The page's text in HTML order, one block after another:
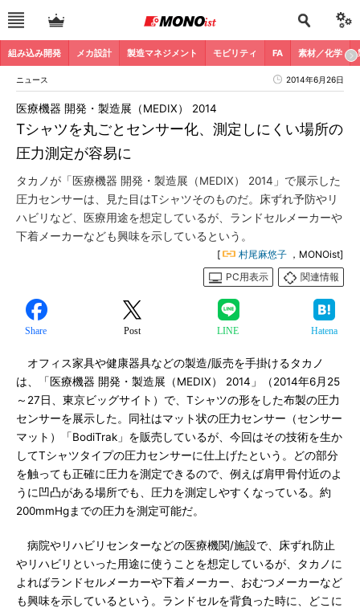
組み込み開発 メカ設計 製造マネジメント モビリティ FA 素材／化学
ニュース 2014年6月26日
Tシャツを丸ごとセンサー化、測定しにくい場所の
圧力測定が容易に
医療機器 開発・製造展（MEDIX） 2014
タカノが「医療機器 開発・製造展（MEDIX） 2014」で展示した
圧力センサーは、見た目はTシャツそのものだ。床ずれ予防やリ
ハビリなど、医療用途を想定しているが、ランドセルメーカーや
下着メーカーなども興味を示しているという。
[ 村尾麻悠子 ，MONOist]
PC用表示
関連情報
Share Post LINE Hatena
オフィス家具や健康器具などの製造/販売を手掛けるタカノ
は、「医療機器 開発・製造展（MEDIX） 2014」（2014年6月25
～27日、東京ビッグサイト）で、Tシャツの形をした布製の圧力
センサーを展示した。同社はマット状の圧力センサー（センサー
マット）「BodiTrak」を販売しているが、今回はその技術を生か
してTシャツタイプの圧力センサーに仕上げたという。どの部分
を触っても正確に圧力を測定できるので、例えば肩甲骨付近のよ
うに凹凸がある場所でも、圧力を測定しやすくなっている。約
200mmHgまでの圧力を測定可能だ。
病院やリハビリセンターなどの医療機関/施設で、床ずれ防止
やリハビリといった用途に使うことを想定しているが、タカノに
よればランドセルメーカーや下着メーカー、おむつメーカーなど
も興味を示しているという。ランドセルを背負った時に、どこに